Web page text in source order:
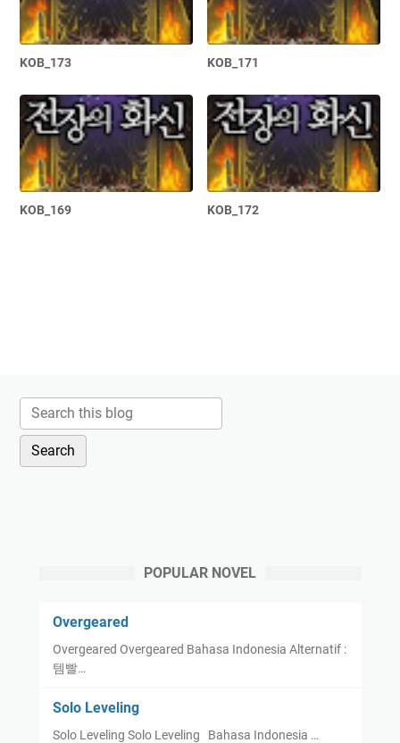
KOB_173 KOB_171
KOB_169 KOB_172
POPULAR NOVEL
Overgeared
Overgeared Overgeared Bahasa Indonesia Alternatif :
템빨…
Solo Leveling
Solo Leveling Solo Leveling Bahasa Indonesia …